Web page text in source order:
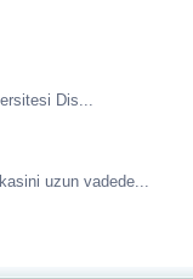
Dis...
uzun vadede...